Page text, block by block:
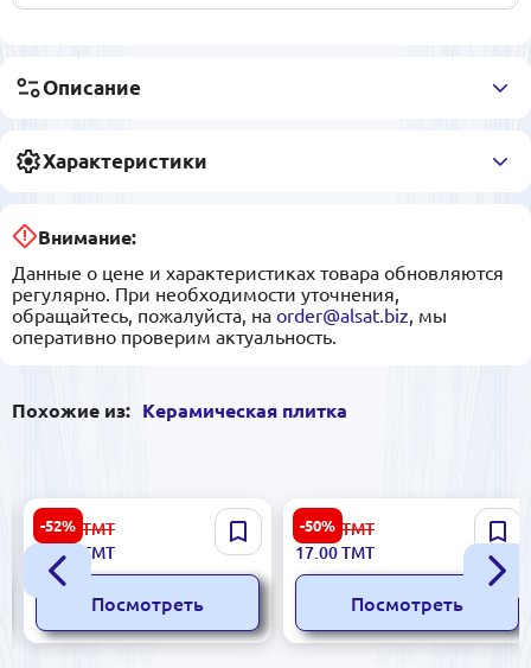
Описание
Характеристики
Внимание:
Данные о цене и характеристиках товара обновляются
регулярно. При необходимости уточнения,
обращайтесь, пожалуйста, на order@alsat.biz , мы
оперативно проверим актуальность.
Похожие из: Керамическая плитка
-52%
Greta 5900499042763 |
Керамическая плитка
Бежевый 5,8x50см
23.00 ТМТ
11.00
ТМТ
Посмотреть
-50%
Atena 5900499048185 |
Керамическая плитка 6x50
см бронзовая
34.00 ТМТ
17.00ТМТ
Посмотреть